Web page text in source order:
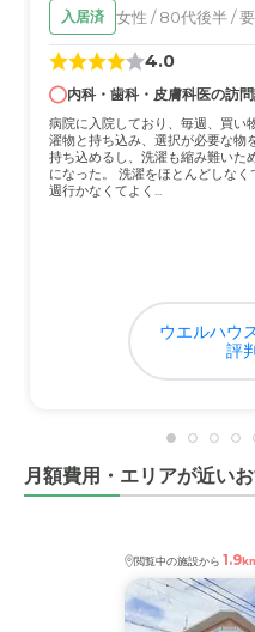
施設料金は他施設なども参
検討はしましたが、やはり
う印象でした。
ないだろうか。あと入居後
る。買物代行サービスを定
親もアレコレ頼んでいたよ
るのではなく、多種多様な
で買ってきてくれていた。
気遣いかも知れないが、
れていることに感謝してい
多少の衝突はあったよう
良く面倒を見てもらった
中で親しい人が出来たと
落ち着いた雰囲気の中に
いう印象を受けた。
外観・内装・居室・設備
【良い点】●不必要に豪華
ャンデリア等)は使ってお
齢者に優しい【今後への
よる転倒検知システムの構
入居済 女性 / 80代後半 /
4.0
内科・歯科・皮膚科医の訪
病院に入院しており、毎週、買い
濯物と持ち込み、選択が必要な物
持ち込めるし、洗濯も縮み難いた
になった。 洗濯をほとんどしな
週行かなくてよく...
ウエルハウ
評
月額費用・エリアが近い
閲覧中の施設から 1.9